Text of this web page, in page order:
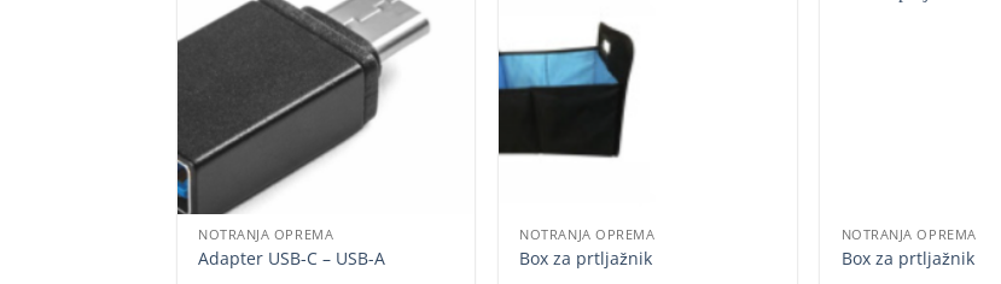
NOTRANJA OPREMA
Adapter USB-C – USB-A
NOTRANJA OPREMA
Box za prtljažnik
NOTRANJA OPREMA
Box za prtljažnik